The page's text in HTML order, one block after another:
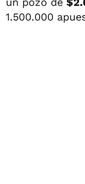
1.500.000